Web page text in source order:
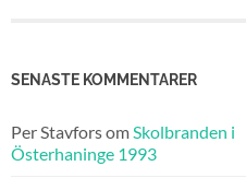
SENASTE KOMMENTARER
Per Stavforsom Skolbranden i
Österhaninge 1993